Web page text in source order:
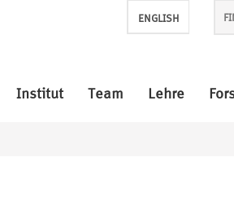
ENGLISH
Institut Team Lehre